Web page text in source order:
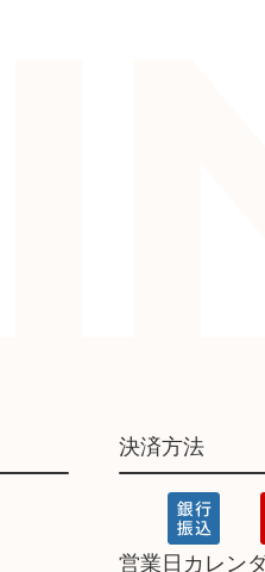
決済方法
営業日カレン